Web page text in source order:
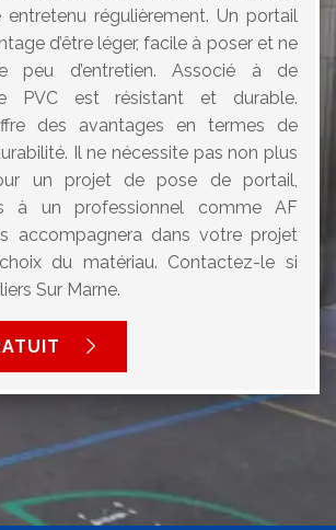
régulièrement. Un portail
d’être léger, facile à poser et ne
peu d’entretien. Associé à de
le PVC est résistant et durable.
des avantages en termes de
Il ne nécessite pas non plus
un projet de pose de portail,
à un professionnel comme AF
accompagnera dans votre projet
du matériau. Contactez-le si
Sur Marne.